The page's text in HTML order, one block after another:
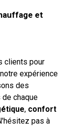
et
clients pour
expérience
des
chaque
, confort
pas à